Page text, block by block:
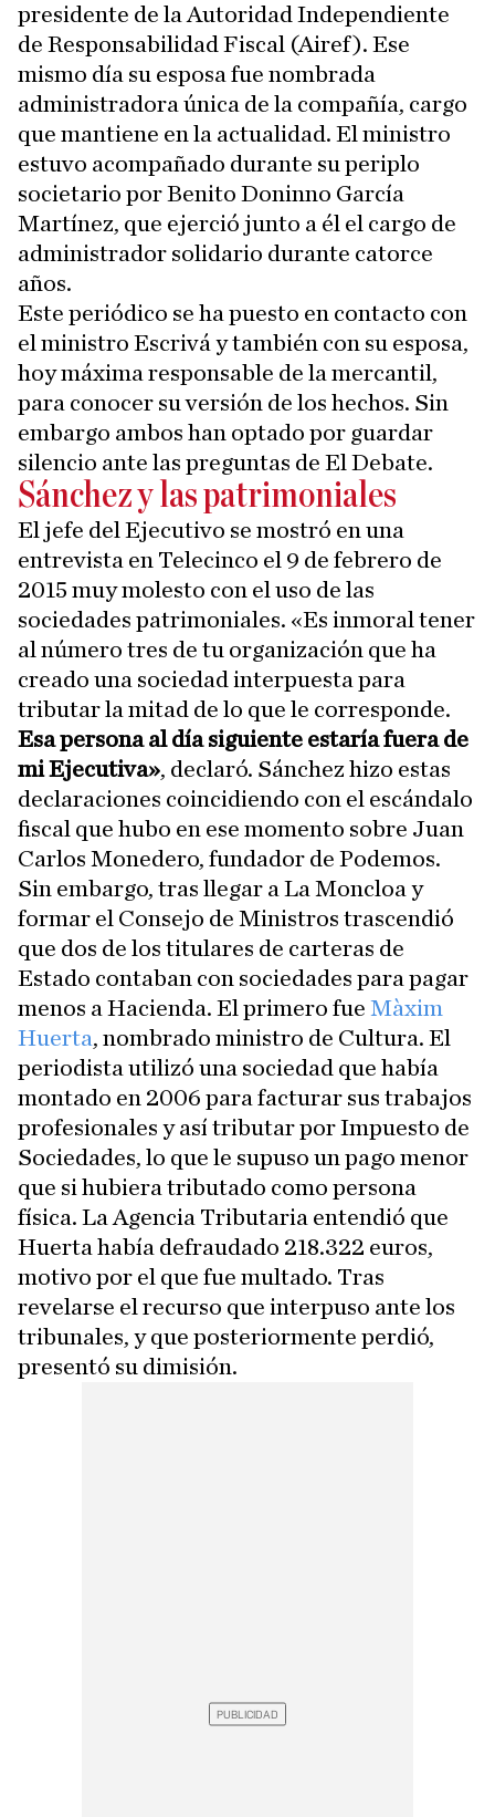
presidente de la Autoridad Independiente
de Responsabilidad Fiscal (Airef). Ese
mismo día su esposa fue nombrada
administradora única de la compañía, cargo
que mantiene en la actualidad. El ministro
estuvo acompañado durante su periplo
societario por Benito Doninno García
Martínez, que ejerció junto a él el cargo de
administrador solidario durante catorce
años.
Este periódico se ha puesto en contacto con
el ministro Escrivá y también con su esposa,
hoy máxima responsable de la mercantil,
para conocer su versión de los hechos. Sin
embargo ambos han optado por guardar
silencio ante las preguntas de El Debate.
Sánchez y las patrimoniales
El jefe del Ejecutivo se mostró en una
entrevista en Telecinco el 9 de febrero de
2015 muy molesto con el uso de las
sociedades patrimoniales. «Es inmoral tener
al número tres de tu organización que ha
creado una sociedad interpuesta para
tributar la mitad de lo que le corresponde.
Esa persona al día siguiente estaría fuera de
mi Ejecutiva», declaró. Sánchez hizo estas
declaraciones coincidiendo con el escándalo
fiscal que hubo en ese momento sobre Juan
Carlos Monedero, fundador de Podemos.
Sin embargo, tras llegar a La Moncloa y
formar el Consejo de Ministros trascendió
que dos de los titulares de carteras de
Estado contaban con sociedades para pagar
menos a Hacienda. El primero fue Màxim
Huerta, nombrado ministro de Cultura. El
periodista utilizó una sociedad que había
montado en 2006 para facturar sus trabajos
profesionales y así tributar por Impuesto de
Sociedades, lo que le supuso un pago menor
que si hubiera tributado como persona
física. La Agencia Tributaria entendió que
Huerta había defraudado 218.322 euros,
motivo por el que fue multado. Tras
revelarse el recurso que interpuso ante los
tribunales, y que posteriormente perdió,
presentó su dimisión.